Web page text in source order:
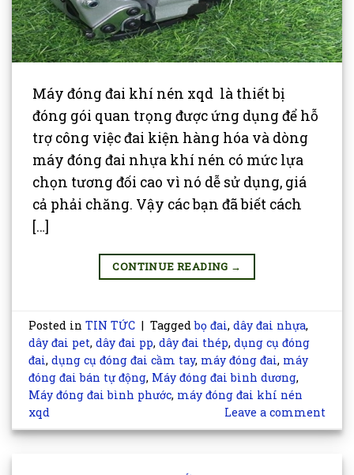
Máy đóng đai khí nén xqd là thiết bị
đóng gói quan trọng được ứng dụng để hỗ
trợ công việc đai kiện hàng hóa và dòng
máy đóng đai nhựa khí nén có mức lựa
chọn tương đối cao vì nó dễ sử dụng, giá
cả phải chăng. Vậy các bạn đã biết cách
[…]
CONTINUE READING →
Posted inTIN TỨC | Taggedbọ đai,dây đai nhựa,
dây đai pet,dây đai pp,dây đai thép,dụng cụ đóng
đai,dụng cụ đóng đai cầm tay, máy đóng đai, máy
đóng đai bán tự động, Máy đóng đai bình dương,
Máy đóng đai bình phước, máy đóng đai khí nén
xqd
Leave a comment